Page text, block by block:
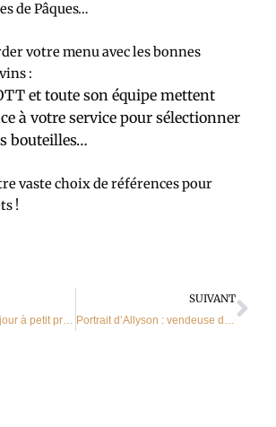
de Pâques…
votre menu avec les bonnes
:
et toute son équipe mettent
à votre service pour sélectionner
bouteilles…
vaste choix de références pour
!
Notre formule du jour à petit prix à Sarrebourg
SUIVANT
Portrait d’Allyson : vendeuse dans votre magasin Le Comptoir des Saveurs